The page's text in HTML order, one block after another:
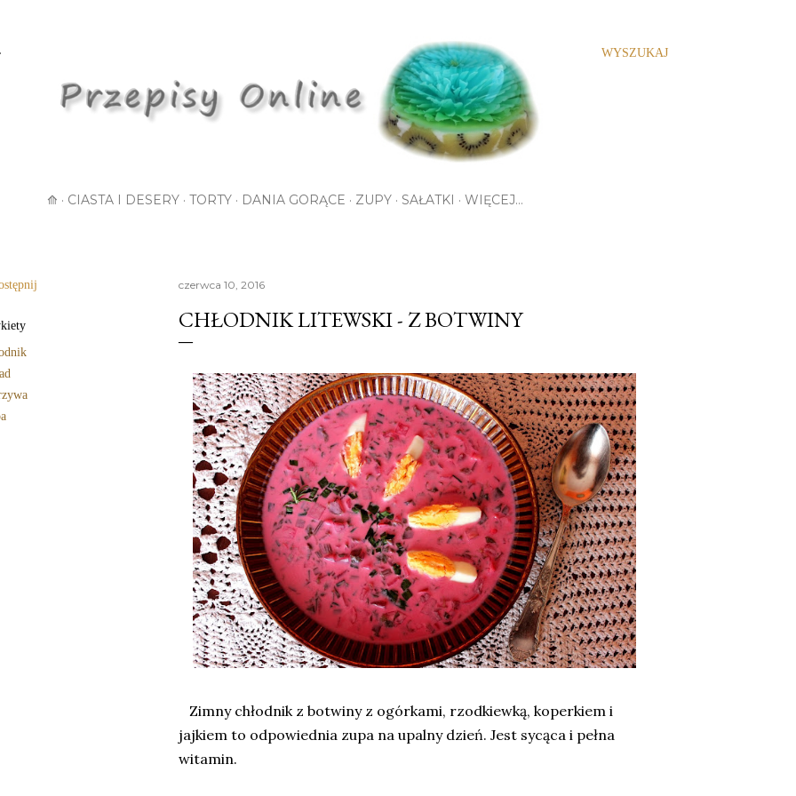
WYSZUKAJ
⟰ CIASTA I DESERY TORTY DANIA GORĄCE ZUPY SAŁATKI WIĘCEJ…
czerwca 10, 2016
CHŁODNIK LITEWSKI - Z BOTWINY
Zimny chłodnik z botwiny z ogórkami, rzodkiewką, koperkiem i
jajkiem to odpowiednia zupa na upalny dzień. Jest sycąca i pełna
witamin.